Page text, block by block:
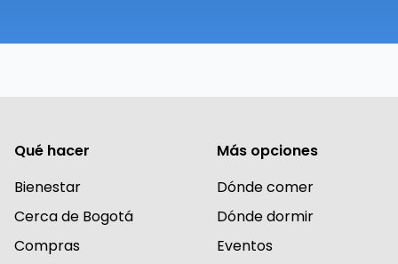
Qué hacer
Bienestar
Cerca de Bogotá
Compras
Más opciones
Dónde comer
Dónde dormir
Eventos